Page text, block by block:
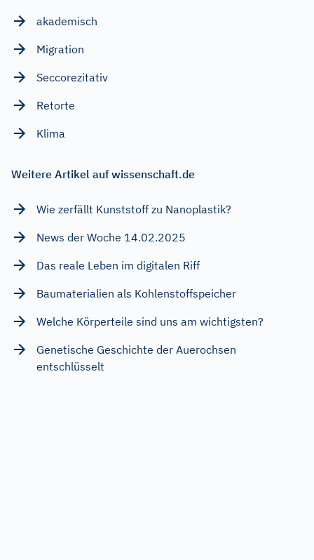
akademisch
Migration
Seccorezitativ
Retorte
Klima
Weitere Artikel auf wissenschaft.de
Wie zerfällt Kunststoff zu Nanoplastik?
News der Woche 14.02.2025
Das reale Leben im digitalen Riff
Baumaterialien als Kohlenstoffspeicher
Welche Körperteile sind uns am wichtigsten?
Genetische Geschichte der Auerochsen
entschlüsselt